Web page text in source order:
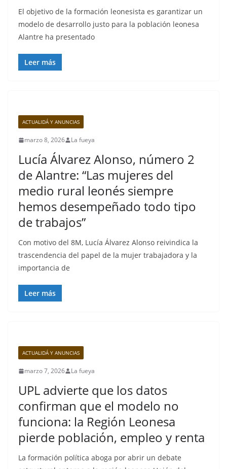
El objetivo de la formación leonesista es garantizar un
modelo de desarrollo justo para la población leonesa
Alantre ha presentado
Leer más
ACTUALIDÁ Y ANUNCIAS
marzo 8, 2026 La fueya
Lucía Álvarez Alonso, número 2
de Alantre: “Las mujeres del
medio rural leonés siempre
hemos desempeñado todo tipo
de trabajos”
Con motivo del 8M, Lucía Álvarez Alonso reivindica la
trascendencia del papel de la mujer trabajadora y la
importancia de
Leer más
ACTUALIDÁ Y ANUNCIAS
marzo 7, 2026 La fueya
UPL advierte que los datos
confirman que el modelo no
funciona: la Región Leonesa
pierde población, empleo y renta
La formación política aboga por abrir un debate